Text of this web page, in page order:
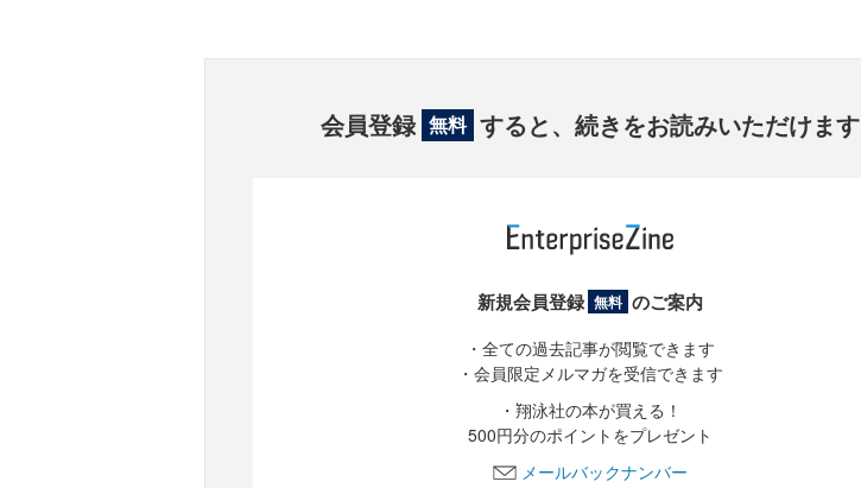
会員登録 無料 すると、続きをお読みいただけます
新規会員登録 無料 のご案内
・全ての過去記事が閲覧できます
・会員限定メルマガを受信できます
・翔泳社の本が買える！
500円分のポイントをプレゼント
メールバックナンバー